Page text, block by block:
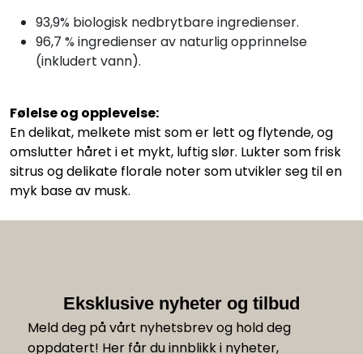
93,9% biologisk nedbrytbare ingredienser.
96,7 % ingredienser av naturlig opprinnelse
(inkludert vann).
Følelse og opplevelse:
En delikat, melkete mist som er lett og flytende, og
omslutter håret i et mykt, luftig slør. Lukter som frisk
sitrus og delikate florale noter som utvikler seg til en
myk base av musk.
Eksklusive nyheter og tilbud
Meld deg på vårt nyhetsbrev og hold deg
oppdatert! Her får du innblikk i nyheter,